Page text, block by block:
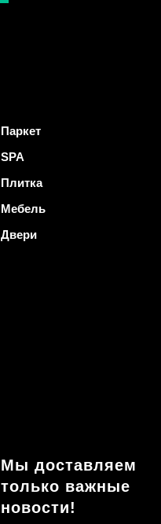
Паркет
SPA
Плитка
Мебель
Двери
Мы доставляем
только важные
новости!